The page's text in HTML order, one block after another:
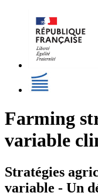
Farming
variable
Stratégies
variable - Un